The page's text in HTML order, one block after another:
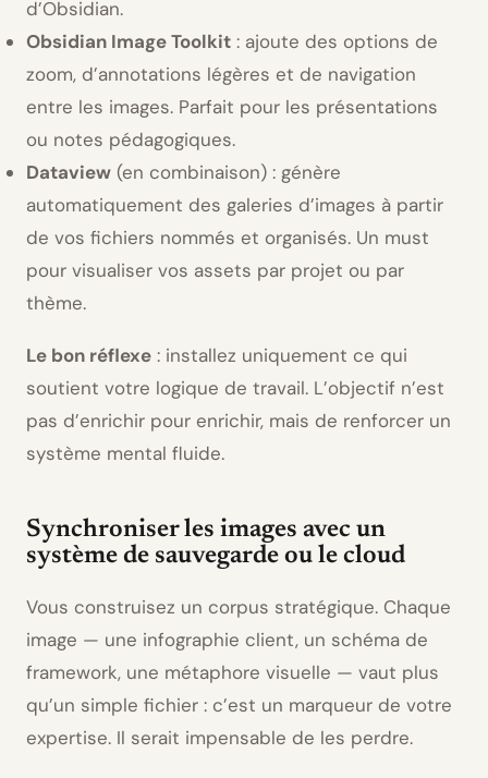
d’Obsidian.
Obsidian Image Toolkit : ajoute des options de
zoom, d’annotations légères et de navigation
entre les images. Parfait pour les présentations
ou notes pédagogiques.
Dataview (en combinaison) : génère
automatiquement des galeries d’images à partir
de vos fichiers nommés et organisés. Un must
pour visualiser vos assets par projet ou par
thème.
Le bon réflexe : installez uniquement ce qui
soutient votre logique de travail. L’objectif n’est
pas d’enrichir pour enrichir, mais de renforcer un
système mental fluide.
Synchroniser les images avec un
système de sauvegarde ou le cloud
Vous construisez un corpus stratégique. Chaque
image — une infographie client, un schéma de
framework, une métaphore visuelle — vaut plus
qu’un simple fichier : c’est un marqueur de votre
expertise. Il serait impensable de les perdre.